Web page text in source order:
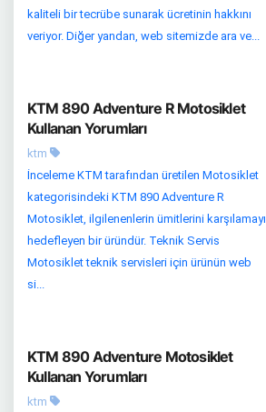
kaliteli bir tecrübe sunarak ücretinin hakkını
veriyor. Diğer yandan, web sitemizde ara ve...
KTM 890 Adventure R Motosiklet
Kullanan Yorumları
ktm
İnceleme KTM tarafından üretilen Motosiklet
kategorisindeki KTM 890 Adventure R
Motosiklet, ilgilenenlerin ümitlerini karşılamayı
hedefleyen bir üründür. Teknik Servis
Motosiklet teknik servisleri için ürünün web
si...
KTM 890 Adventure Motosiklet
Kullanan Yorumları
ktm